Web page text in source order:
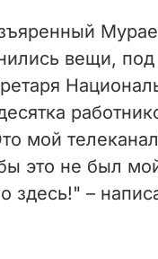
d
e
o
вещи,
мой
это не был
здесь!" –